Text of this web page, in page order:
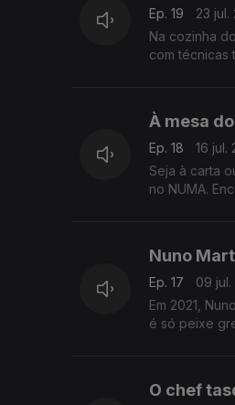
Ep. 19
23 jul.
Na cozinha
com técnicas
À mesa
Ep. 18
16 jul.
Seja à carta
no NUMA.
Nuno
Ep. 17
09
Em 2021,
é só peixe
O chef